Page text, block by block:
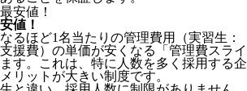
値！
るほど1名当たりの管理費用（実習生：
援費）の単価が安くなる「管理費スライ
す。これは、特に人数を多く採用する企
リットが大きい制度です。